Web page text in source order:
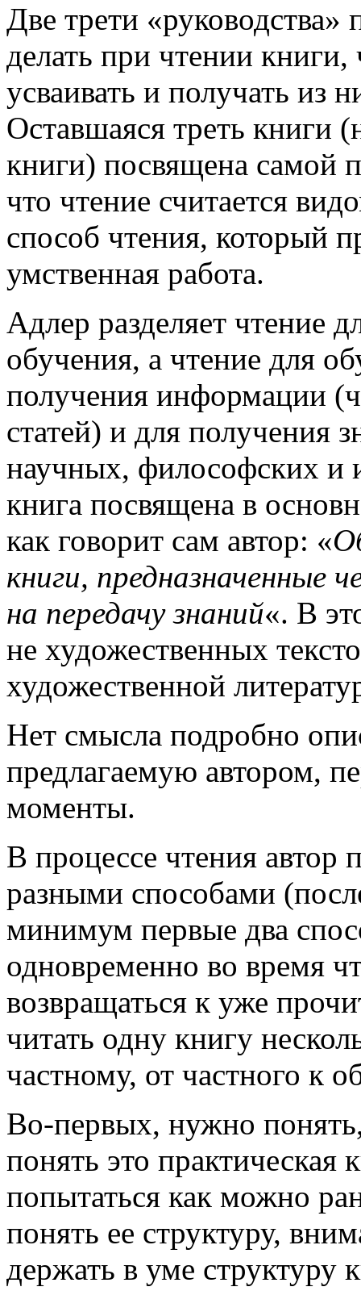
Две трети
делать при чтении
усваивать и получать из
Оставшаяся треть книги
книги) посвящена самой
что чтение считается
способ чтения, который
умственная работа.
Адлер разделяет чтение
обучения, а чтение для
получения информации
статей) и для получения
научных, философских и
книга посвящена в
как говорит сам автор: «
книги, предназначенные
на передачу знаний«. В
не художественных
художественной
Нет смысла подробно
предлагаемую автором,
моменты.
В процессе чтения автор
разными способами
минимум первые два
одновременно во время
возвращаться к уже
читать одну книгу
частному, от частного к
Во-первых, нужно
понять это практическая
попытаться как можно
понять ее структуру,
держать в уме структуру